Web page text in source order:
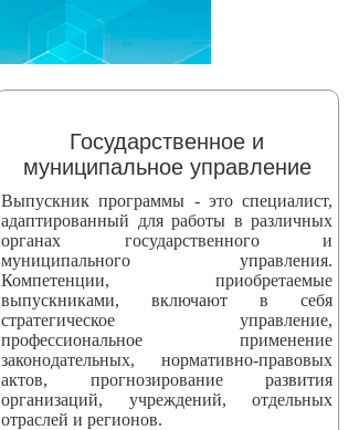
Государственное и
муниципальное управление
Выпускник программы - это специалист,
адаптированный для работы в различных
органах государственного и
муниципального управления.
Компетенции, приобретаемые
выпускниками, включают в себя
стратегическое управление,
профессиональное применение
законодательных, нормативно-правовых
актов, прогнозирование развития
организаций, учреждений, отдельных
отраслей и регионов.